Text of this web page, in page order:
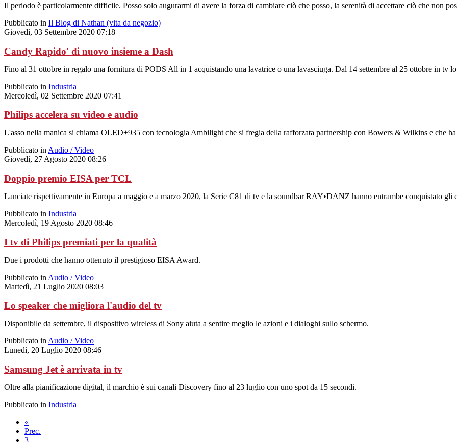
Il periodo è particolarmente difficile. Posso solo augurarmi di avere la forza di cambiare ciò che posso, la serenità di accettare ciò che non
Pubblicato in Il Blog di Nathan (vita da negozio)
Giovedì, 03 Settembre 2020 07:18
Candy Rapido' di nuovo insieme a Dash
Fino al 31 ottobre in regalo una fornitura di PODS All in 1 acquistando una lavatrice o una lavasciuga. Dal 14 settembre al 25 ottobre in tv
Pubblicato in Industria
Mercoledì, 02 Settembre 2020 07:41
Philips accelera su video e audio
L'asso nella manica si chiama OLED+935 con tecnologia Ambilight che si fregia della rafforzata partnership con Bowers & Wilkins e che
Pubblicato in Audio / Video
Giovedì, 27 Agosto 2020 08:26
Doppio premio EISA per TCL
Lanciate rispettivamente in Europa a maggio e a marzo 2020, la Serie C81 di tv e la soundbar RAY•DANZ hanno entrambe conquistato
Pubblicato in Industria
Mercoledì, 19 Agosto 2020 08:46
I tv di Philips premiati per la qualità
Due i prodotti che hanno ottenuto il prestigioso EISA Award.
Pubblicato in Audio / Video
Martedì, 21 Luglio 2020 08:03
Lo speaker che migliora l'audio del tv
Disponibile da settembre, il dispositivo wireless di Sony aiuta a sentire meglio le azioni e i dialoghi sullo schermo.
Pubblicato inAudio / Video
Lunedì, 20 Luglio 2020 08:46
Samsung Jet è arrivata in tv
Oltre alla pianificazione digital, il marchio è sui canali Discovery fino al 23 luglio con uno spot da 15 secondi.
Pubblicato in Industria
«
Prec.